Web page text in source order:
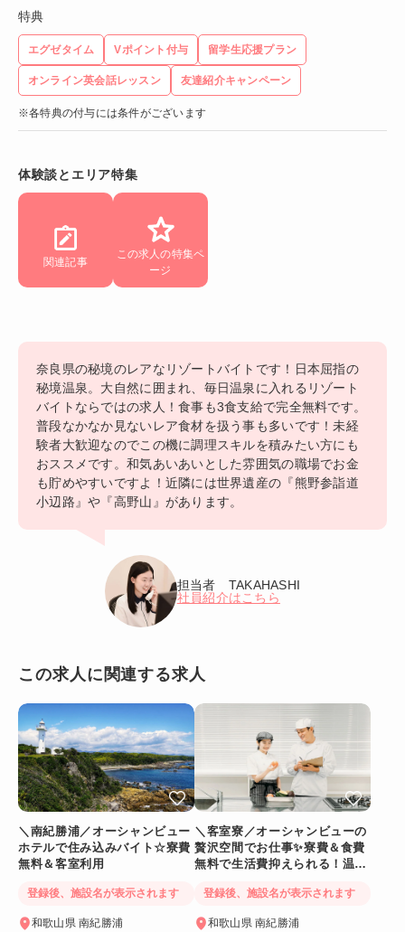
特典
エグゼタイム Vポイント付与 留学生応援プラン
オンライン英会話レッスン 友達紹介キャンペーン
※各特典の付与には条件がございます
体験談とエリア特集
関連記事
この求人の特集ペ
ージ
奈良県の秘境のレアなリゾートバイトです！日本屈指の
秘境温泉。大自然に囲まれ、毎日温泉に入れるリゾート
バイトならではの求人！食事も3食支給で完全無料です。
普段なかなか見ないレア食材を扱う事も多いです！未経
験者大歓迎なのでこの機に調理スキルを積みたい方にも
おススメです。和気あいあいとした雰囲気の職場でお金
も貯めやすいですよ！近隣には世界遺産の『熊野参詣道
小辺路』や『高野山』があります。
担当者 TAKAHASHI
社員紹介はこちら
この求人に関連する求人
＼南紀勝浦／オーシャンビュー
ホテルで住み込みバイト☆寮費
無料＆客室利用
登録後、施設名が表示されます
和歌山県 南紀勝浦
＼客室寮／オーシャンビューの
贅沢空間でお仕事✨寮費＆食費
無料で生活費抑えられる！温泉
登録後、施設名が表示されます
和歌山県 南紀勝浦